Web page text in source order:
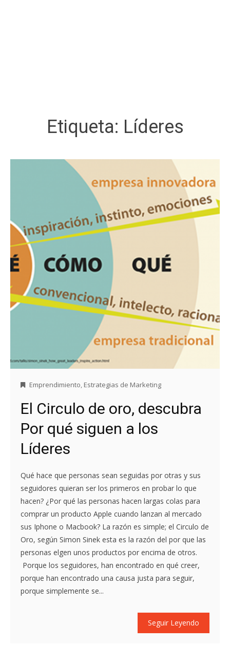
Etiqueta: Líderes
Emprendimiento, Estrategias de Marketing
El Circulo de oro, descubra
Por qué siguen a los
Líderes
Qué hace que personas sean seguidas por otras y sus
seguidores quieran ser los primeros en probar lo que
hacen? ¿Por qué las personas hacen largas colas para
comprar un producto Apple cuando lanzan al mercado
sus Iphone o Macbook? La razón es simple; el Circulo de
Oro, según Simon Sinek esta es la razón del por que las
personas elgen unos productos por encima de otros.
Porque los seguidores, han encontrado en qué creer,
porque han encontrado una causa justa para seguir,
porque simplemente se...
Seguir Leyendo